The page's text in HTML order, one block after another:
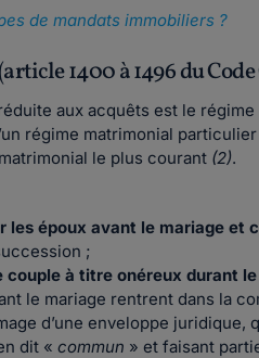
de mandats immobiliers ?
1400 à 1496 du
aux acquêts est le
régime matrimonial
le plus courant (2).
les époux avant le mariage et
;
couple à titre onéreux durant
le mariage rentrent dans la
d’une enveloppe juridique,
dit «commun » et faisant